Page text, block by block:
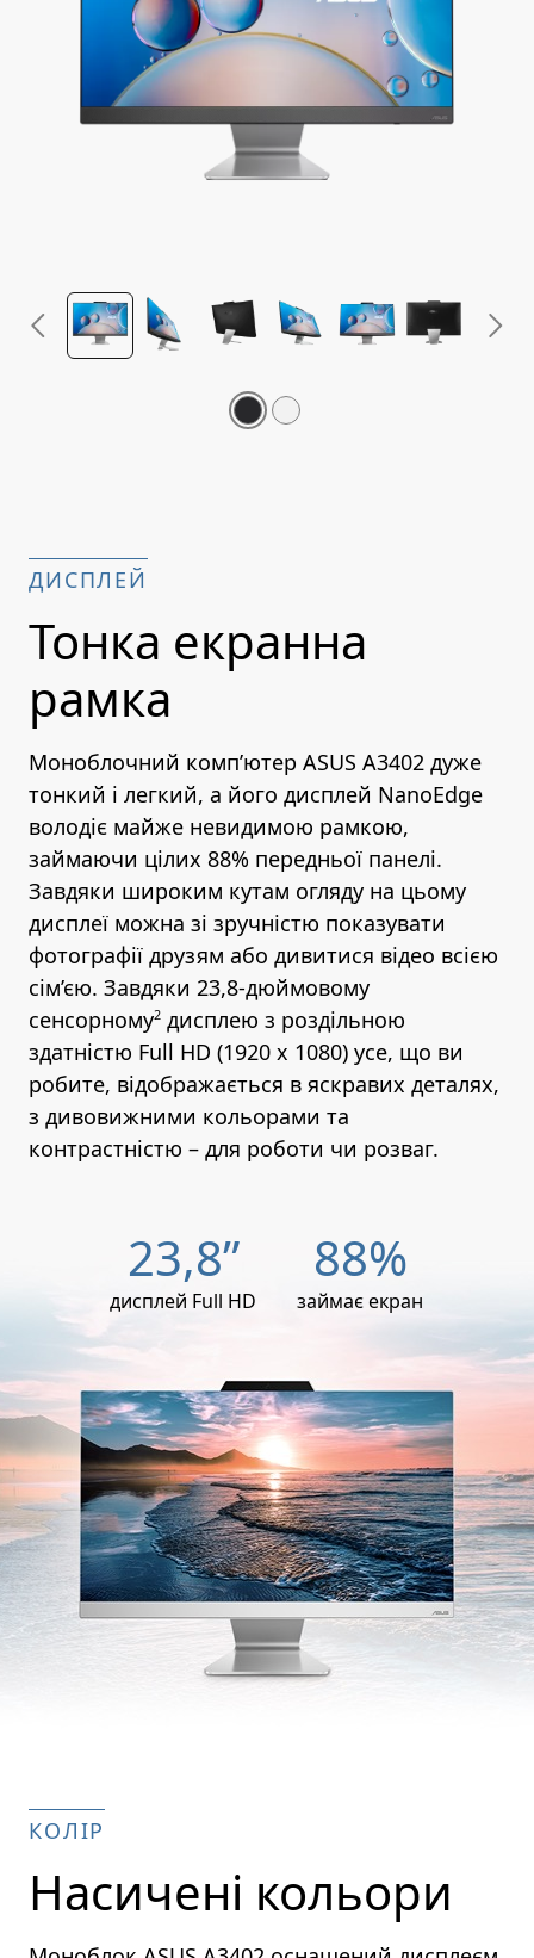
ДИСПЛЕЙ
Тонка екранна
рамка
Моноблочний комп’ютер ASUS A3402 дуже
тонкий і легкий, а його дисплей NanoEdge
володіє майже невидимою рамкою,
займаючи цілих 88% передньої панелі.
Завдяки широким кутам огляду на цьому
дисплеї можна зі зручністю показувати
фотографії друзям або дивитися відео всією
сім’єю. Завдяки 23,8-дюймовому
сенсорному2 дисплею з роздільною
здатністю Full HD (1920 x 1080) усе, що ви
робите, відображається в яскравих деталях,
з дивовижними кольорами та
контрастністю – для роботи чи розваг.
23,8”
дисплей Full HD
88%
займає екран
КОЛІР
Насичені кольори